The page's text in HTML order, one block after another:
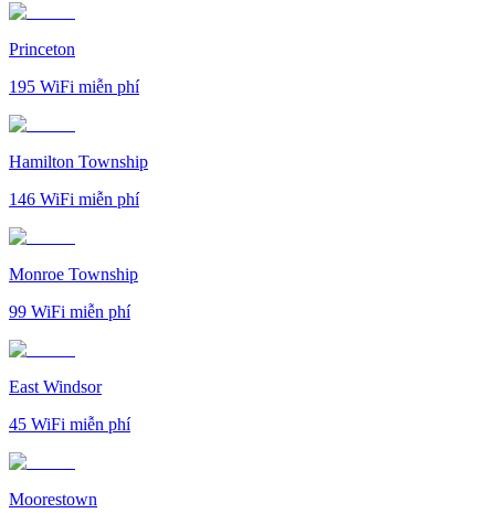
Princeton
195 WiFi miễn phí
Hamilton Township
146 WiFi miễn phí
Monroe Township
99 WiFi miễn phí
East Windsor
45 WiFi miễn phí
Moorestown